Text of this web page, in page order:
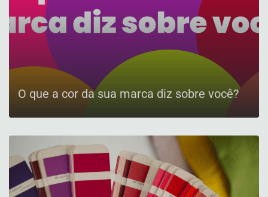
O que a cor da sua marca diz sobre você?